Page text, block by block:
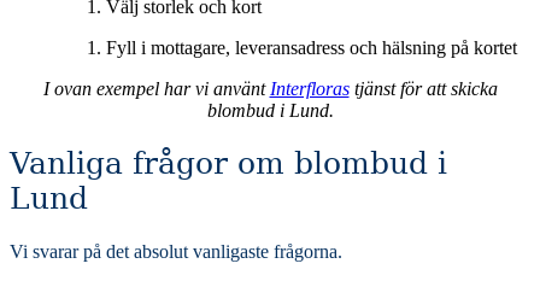
Välj storlek och kort
Fyll i mottagare, leveransadress och hälsning på kortet
I ovan exempel har vi använt Interflorastjänst för att skicka
blombud i Lund.
Vanliga frågor om blombud i
Lund
Vi svarar på det absolut vanligaste frågorna.